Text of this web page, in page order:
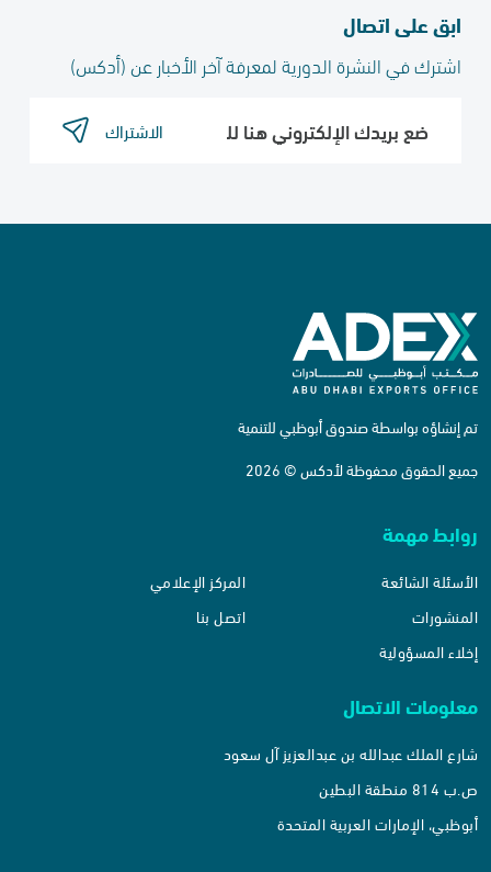
ابق على اتصال
اشترك في النشرة الدورية لمعرفة آخر الأخبار عن (أدكس)​
الاشتراك
تم إنشاؤه بواسطة صندوق أبوظبي للتنمية
جميع الحقوق محفوظة لأدكس © 2026
روابط مهمة
الأسئلة الشائعة
المركز الإعلامي
المنشورات
اتصل بنا
إخلاء المسؤولية
معلومات الاتصال
شارع الملك عبدالله بن عبدالعزيز آل سعود
ص.ب 814 منطقة البطين
أبوظبي، الإمارات العربية المتحدة